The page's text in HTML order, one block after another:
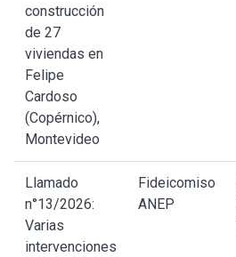
construcción
de 27
viviendas en
Felipe
Cardoso
(Copérnico),
Montevideo
Llamado
n°13/2026:
Varias
intervenciones
Fideicomiso
ANEP